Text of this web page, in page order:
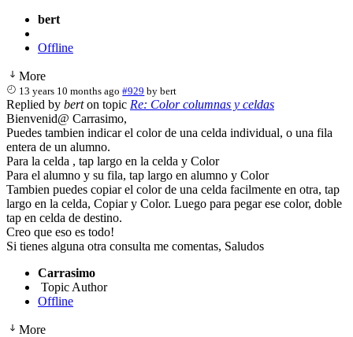
bert
Offline
More
13 years 10 months ago #929 bybert
Replied by berton topic Re: Color columnas y celdas
Bienvenid@ Carrasimo,
Puedes tambien indicar el color de una celda individual, o una fila
entera de un alumno.
Para la celda , tap largo en la celda y Color
Para el alumno y su fila, tap largo en alumno y Color
Tambien puedes copiar el color de una celda facilmente en otra, tap
largo en la celda, Copiar y Color. Luego para pegar ese color, doble
tap en celda de destino.
Creo que eso es todo!
Si tienes alguna otra consulta me comentas, Saludos
Carrasimo
Topic Author
Offline
More